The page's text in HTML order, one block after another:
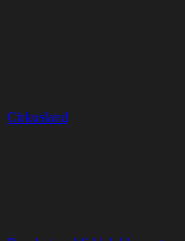
Cirkusland